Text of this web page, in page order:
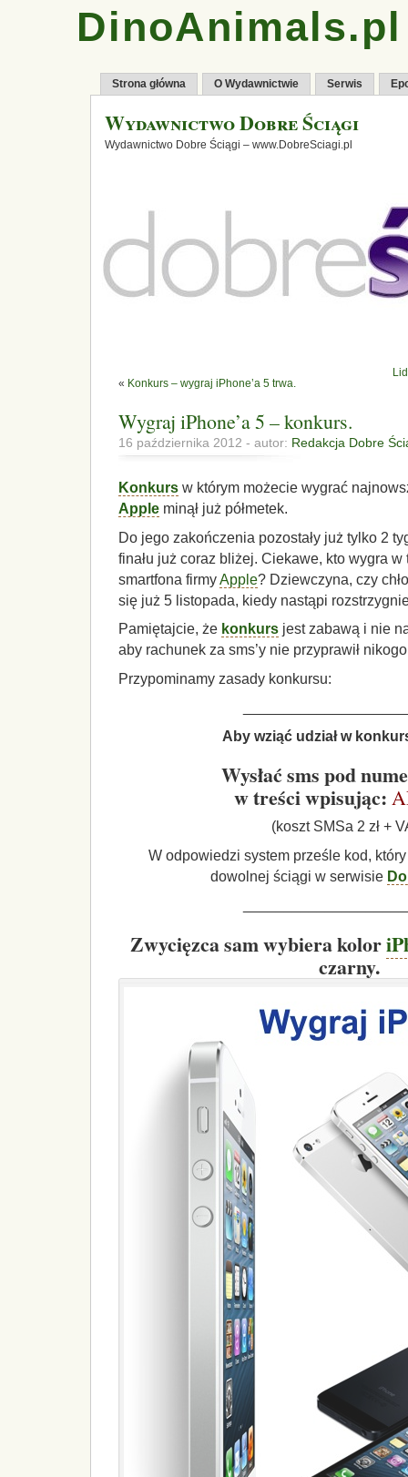
DinoAnimals.pl
Strona główna O Wydawnictwie Serwis
Wydawnictwo Dobre Ściągi
Wydawnictwo Dobre Ściągi – www.DobreSciagi.pl
« Konkurs – wygraj iPhone’a 5 trwa.
Wygraj iPhone’a 5 – konkurs.
16 października 2012 - autor: Redakcja Dobre
Konkurs w którym możecie wygrać
Apple minął już półmetek.
Do jego zakończenia pozostały już tylko 2
finału już coraz bliżej. Ciekawe, kto wygra
smartfona firmyApple? Dziewczyna, czy
się już 5 listopada, kiedy nastąpi
Pamiętajcie, że konkurs jest zabawą i nie
aby rachunek za sms’y nie przyprawił
Przypominamy zasady konkursu:
Aby wziąć udział w
Wysłać sms pod
w treści wpisując:
(koszt SMSa 2 zł +
W odpowiedzi system prześle kod,
dowolnej ściągi w serwisie
Zwycięzca sam wybiera kolor
czarny.